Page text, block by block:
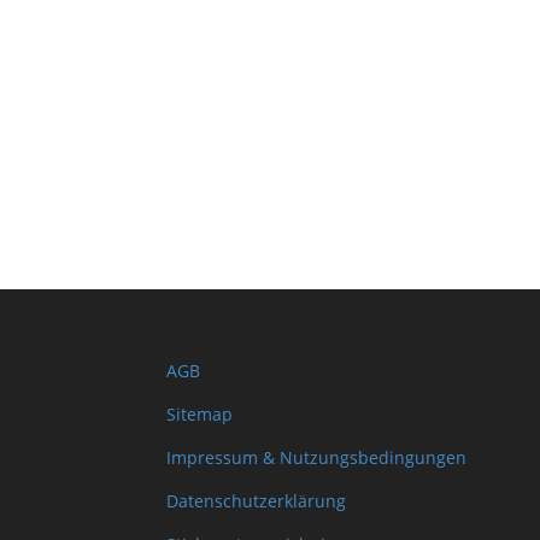
AGB
Sitemap
Impressum & Nutzungsbedingungen
Datenschutzerklärung